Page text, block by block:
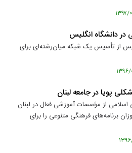
در دانشگاه انگلیس
از تأسیس یک شبکه میان‌رشته‌ای برای
پویا در جامعه لبنان
از مؤسسات آموزشی فعال در لبنان
برنامه‌های فرهنگی متنوعی را برای